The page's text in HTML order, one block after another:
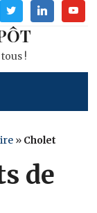
TwitterLinkedin
!
» Cholet
de